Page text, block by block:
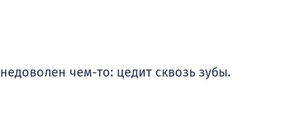
чем-то: цедит сквозь зубы.